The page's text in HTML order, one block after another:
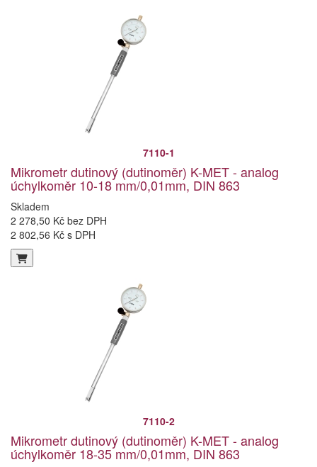
7110-1
Mikrometr dutinový (dutinoměr) K-MET - analog
úchylkoměr 10-18 mm/0,01mm, DIN 863
Skladem
2 278,50 Kč bez DPH
2 802,56 Kč s DPH
7110-2
Mikrometr dutinový (dutinoměr) K-MET - analog
úchylkoměr 18-35 mm/0,01mm, DIN 863